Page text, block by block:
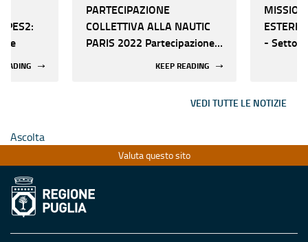
PES2:
PARTECIPAZIONE
COLLETTIVA ALLA NAUTIC
PARIS 2022 Partecipazione
KEEP READING
ESTERI
-
VEDI TUTTE LE NOTIZIE
Ascolta
Valuta questo sito